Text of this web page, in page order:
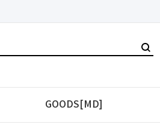
GOODS[MD]